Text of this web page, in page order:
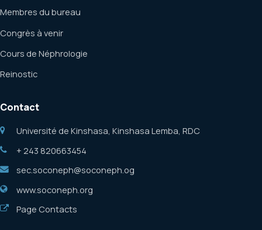
Membres du bureau
Congrès à venir
Cours de Néphrologie
Reinostic
Contact
Université de Kinshasa, Kinshasa Lemba, RDC
+ 243 820663454
sec.soconeph@soconeph.og
www.soconeph.org
Page Contacts